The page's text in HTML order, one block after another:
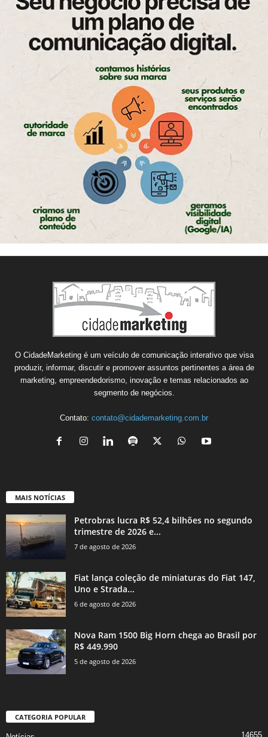
O CidadeMarketing é um veículo de comunicação interativo que visa
produzir, informar, discutir e promover assuntos pertinentes a área de
marketing, empreendedorismo, inovação e temas relacionados ao
segmento de negócios.
Contato: contato@cidademarketing.com.br
MAIS NOTÍCIAS
Petrobras lucra R$ 52,4 bilhões no segundo
trimestre de 2026 e...
7 de agosto de 2026
Fiat lança coleção de miniaturas do Fiat 147,
Uno e Strada...
6 de agosto de 2026
Nova Ram 1500 Big Horn chega ao Brasil por
R$ 449.990
5 de agosto de 2026
CATEGORIA POPULAR
14655